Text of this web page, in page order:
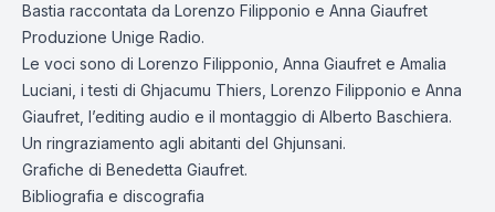
Bastia raccontata da Lorenzo Filipponio e Anna Giaufret
Produzione Unige Radio.
Le voci sono di Lorenzo Filipponio, Anna Giaufret e Amalia
Luciani, i testi di Ghjacumu Thiers, Lorenzo Filipponio e Anna
Giaufret, l’editing audio e il montaggio di Alberto Baschiera.
Un ringraziamento agli abitanti del Ghjunsani.
Grafiche di Benedetta Giaufret.
Bibliografia e discografia